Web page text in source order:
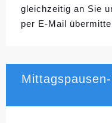
gleichzeitig an Sie
per E-Mail